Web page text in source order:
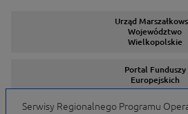
Urząd
Województwo
Wielkopolskie
Portal Funduszy
Europejskich
Serwisy Regionalnego Programu